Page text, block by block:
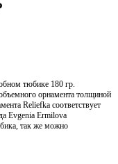
тюбике 180 гр.
орнамента толщиной
Reliefka соответствует
Evgenia Ermilova
так же можно